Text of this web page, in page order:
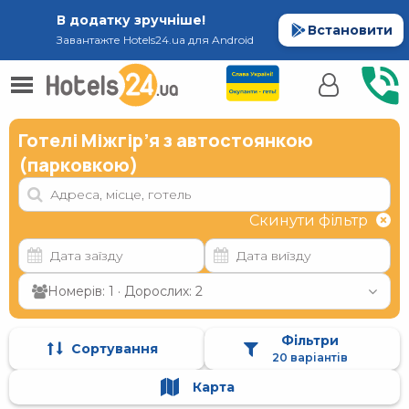
В додатку зручніше!
Завантажте Hotels24.ua для Android
Встановити
Готелі Міжгір’я з автостоянкою
(парковкою)
Скинути фільтр
Номерів: 1 · Дорослих: 2
Сортування Фільтри
20 варіантів
Карта